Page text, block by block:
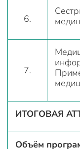
6.
7.
ИТОГОВАЯ
Объём